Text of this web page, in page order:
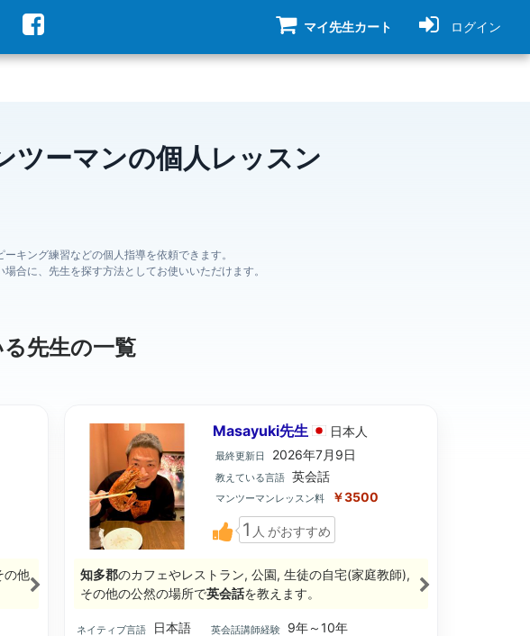
マイ先生カート ログイン
ツーマンの個人レッスン
キング練習などの個人指導を依頼できます。
合に、先生を探す方法としてお使いいただけます。
先生の一覧
の他
Masayuki先生 日本 人
最終更新日 2026年7月9日
教えている言語 英会話
マンツーマンレッスン料 ￥3500
1 人 がおすすめ
知多郡のカフェやレストラン, 公園, 生徒の自宅(家庭教師),
その他の公然の場所で英会話を教えます。
ネイティブ言語 日本語 英会話講師経験
9年～10年